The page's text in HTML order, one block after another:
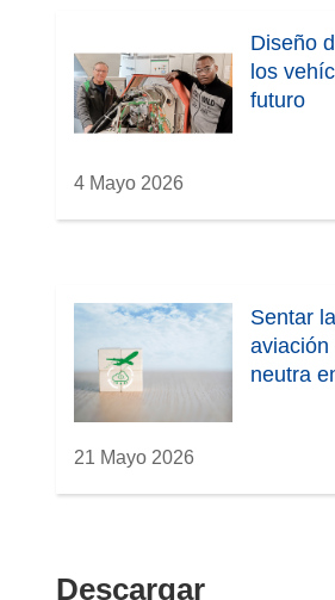
u
e
v
v
a
)
Diseño
los
futuro
4 Mayo 2026
Sentar
aviación
neutra
21 Mayo 2026
DescargarDescargar